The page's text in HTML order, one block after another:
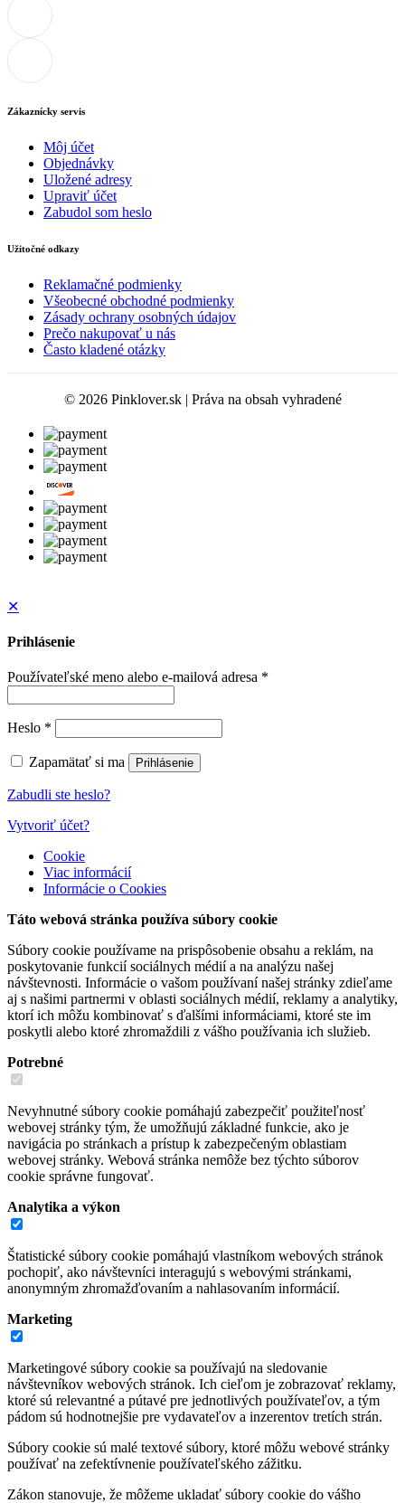
Zákaznícky servis
Môj účet
Objednávky
Uložené adresy
Upraviť účet
Zabudol som heslo
Užitočné odkazy
Reklamačné podmienky
Všeobecné obchodné podmienky
Zásady ochrany osobných údajov
Prečo nakupovať u nás
Často kladené otázky
© 2026 Pinklover.sk | Práva na obsah vyhradené
✕
Prihlásenie
Používateľské meno alebo e-mailová adresa *
Heslo *
Zapamätať si ma Prihlásenie
Zabudli ste heslo?
Vytvoriť účet?
Cookie
Viac informácií
Informácie o Cookies
Táto webová stránka používa súbory cookie
Súbory cookie používame na prispôsobenie obsahu a reklám, na
poskytovanie funkcií sociálnych médií a na analýzu našej
návštevnosti. Informácie o vašom používaní našej stránky zdieľame
aj s našimi partnermi v oblasti sociálnych médií, reklamy a analytiky,
ktorí ich môžu kombinovať s ďalšími informáciami, ktoré ste im
poskytli alebo ktoré zhromaždili z vášho používania ich služieb.
Potrebné
Nevyhnutné súbory cookie pomáhajú zabezpečiť použiteľnosť
webovej stránky tým, že umožňujú základné funkcie, ako je
navigácia po stránkach a prístup k zabezpečeným oblastiam
webovej stránky. Webová stránka nemôže bez týchto súborov
cookie správne fungovať.
Analytika a výkon
Štatistické súbory cookie pomáhajú vlastníkom webových stránok
pochopiť, ako návštevníci interagujú s webovými stránkami,
anonymným zhromažďovaním a nahlasovaním informácií.
Marketing
Marketingové súbory cookie sa používajú na sledovanie
návštevníkov webových stránok. Ich cieľom je zobrazovať reklamy,
ktoré sú relevantné a pútavé pre jednotlivých používateľov, a tým
pádom sú hodnotnejšie pre vydavateľov a inzerentov tretích strán.
Súbory cookie sú malé textové súbory, ktoré môžu webové stránky
používať na zefektívnenie používateľského zážitku.
Zákon stanovuje, že môžeme ukladať súbory cookie do vášho